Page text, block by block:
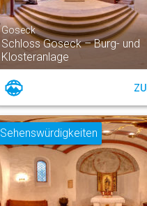
Goseck
Schloss Goseck – Burg- und
Klosteranlage
Sehenswürdigkeiten